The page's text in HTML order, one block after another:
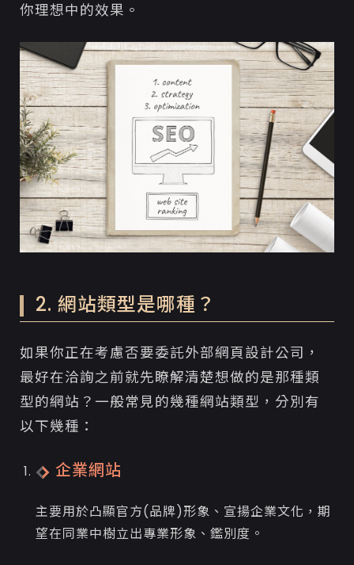
你理想中的效果。
2. 網站類型是哪種？
如果你正在考慮否要委託外部網頁設計公司，
最好在洽詢之前就先瞭解清楚想做的是那種類
型的網站？一般常見的幾種網站類型，分別有
以下幾種：
企業網站
主要用於凸顯官方(品牌)形象、宣揚企業文化，期
望在同業中樹立出專業形象、鑑別度。